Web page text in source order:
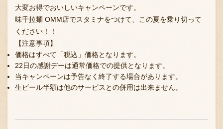
大変お得でおいしいキャンペーンです。
味千拉麺 OMM店でスタミナをつけて、この夏を乗り切って
ください！！
【注意事項】
価格はすべて「税込」価格となります。
22日の感謝デーは通常価格での提供となります。
当キャンペーンは予告なく終了する場合があります。
生ビール半額は他のサービスとの併用は出来ません。